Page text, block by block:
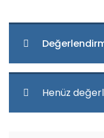
Henüz